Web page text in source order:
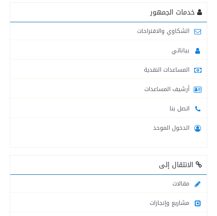
التنمية الاجتماعية في محافظة خانيونس تواصل تقديم...
لجنة طوارئ التنمية الاجتماعية في محافظة الشمال...
التنمية الاجتماعية : قدمنا مساعدات للمتضررين من...
التنمية الاجتماعية تنشر أرقام وأسماء موظفيها العاملين...
خدمات الجمهور
الشكاوي والاقتراحات
بياناتي
المساعدات النقدية
أرشيف المساعدات
اتصل بنا
الدخول الموحد
الانتقال إلى
مقالات
مشاريع وإنجازات